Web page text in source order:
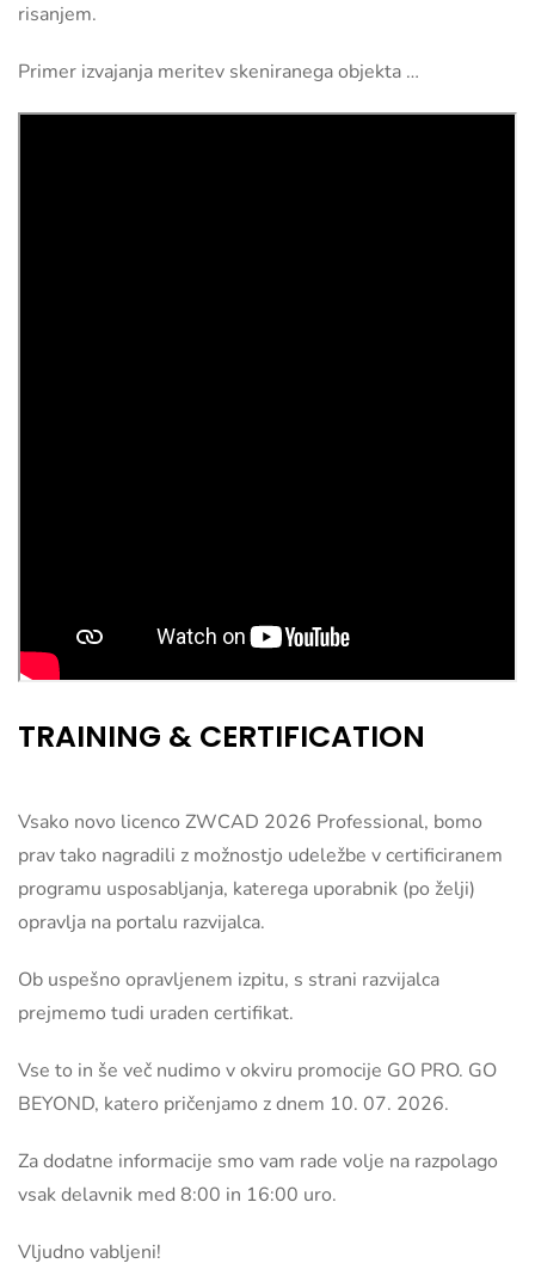
risanjem.
Primer izvajanja meritev skeniranega objekta …
TRAINING & CERTIFICATION
Vsako novo licenco ZWCAD 2026 Professional, bomo
prav tako nagradili z možnostjo udeležbe v certificiranem
programu usposabljanja, katerega uporabnik (po želji)
opravlja na portalu razvijalca.
Ob uspešno opravljenem izpitu, s strani razvijalca
prejmemo tudi uraden certifikat.
Vse to in še več nudimo v okviru promocije GO PRO. GO
BEYOND, katero pričenjamo z dnem 10. 07. 2026.
Za dodatne informacije smo vam rade volje na razpolago
vsak delavnik med 8:00 in 16:00 uro.
Vljudno vabljeni!